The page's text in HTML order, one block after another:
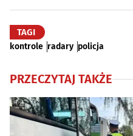
TAGI
kontrole radary policja
PRZECZYTAJ TAKŻE